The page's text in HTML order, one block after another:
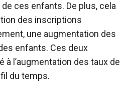
ces enfants. De plus, cela
des inscriptions
une augmentation des
enfants. Ces deux
l’augmentation des taux de
du temps.